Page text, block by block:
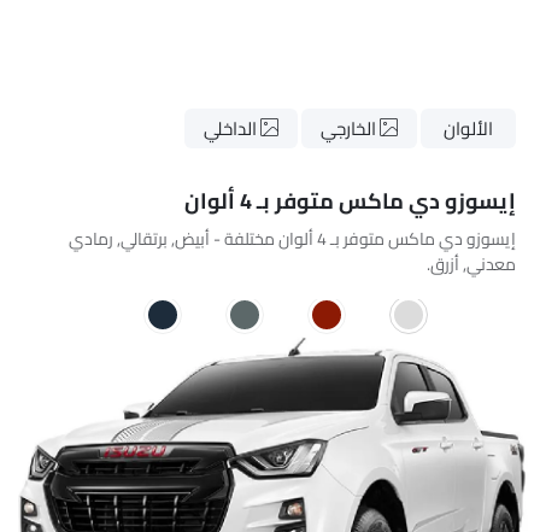
الألوان الخارجي الداخلي
إيسوزو دي ماكس متوفر بـ 4 ألوان
إيسوزو دي ماكس متوفر بـ 4 ألوان مختلفة - أبيض, برتقالي, رمادي
معدني, أزرق.